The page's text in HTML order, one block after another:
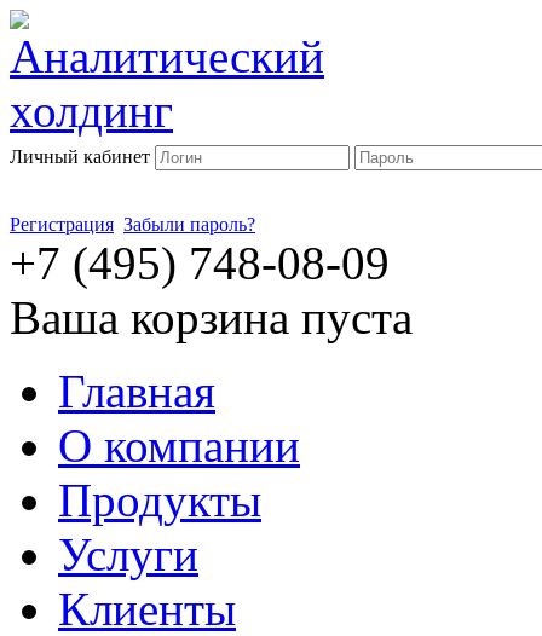
Личный кабинет
Регистрация Забыли пароль?
+7 (495) 748-08-09
Ваша корзина пуста
Главная
О компании
Продукты
Услуги
Клиенты